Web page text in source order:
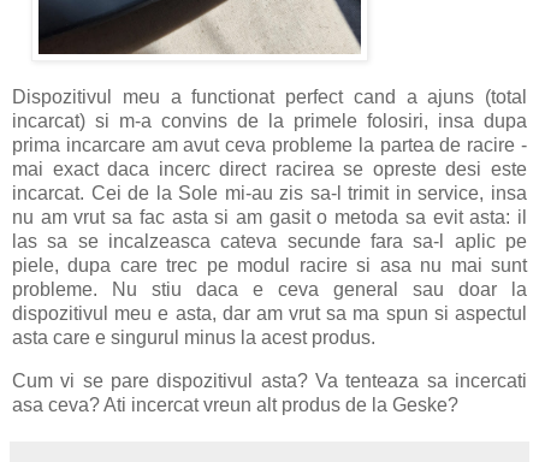
Dispozitivul meu a functionat perfect cand a ajuns (total
incarcat) si m-a convins de la primele folosiri, insa dupa
prima incarcare am avut ceva probleme la partea de racire -
mai exact daca incerc direct racirea se opreste desi este
incarcat. Cei de la Sole mi-au zis sa-l trimit in service, insa
nu am vrut sa fac asta si am gasit o metoda sa evit asta: il
las sa se incalzeasca cateva secunde fara sa-l aplic pe
piele, dupa care trec pe modul racire si asa nu mai sunt
probleme. Nu stiu daca e ceva general sau doar la
dispozitivul meu e asta, dar am vrut sa ma spun si aspectul
asta care e singurul minus la acest produs.
Cum vi se pare dispozitivul asta? Va tenteaza sa incercati
asa ceva? Ati incercat vreun alt produs de la Geske?